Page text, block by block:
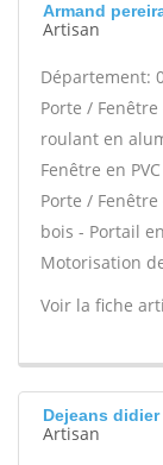
Armand
Artisan
Département:
Porte /
roulant en
Fenêtre en
Porte /
bois - Portail
Motorisation
Voir la fiche
Dejeans
Artisan